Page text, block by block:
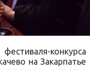
конкурса
на Закарпатье